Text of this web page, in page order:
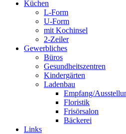
Küchen
L-Form
U-Form
mit Kochinsel
2-Zeiler
Gewerbliches
Büros
Gesundheitszentren
Kindergärten
Ladenbau
Empfang/
Floristik
Frisörsalon
Bäckerei
Links